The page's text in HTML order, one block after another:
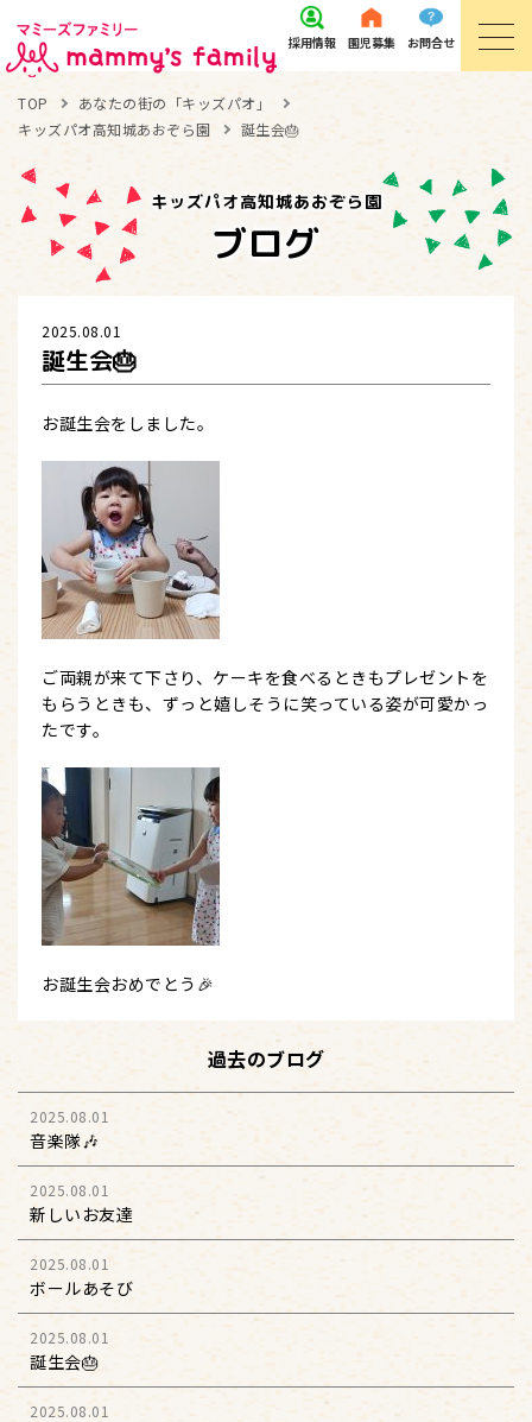
採用情報 園児募集 お問合せ
TOP
あなたの街の「キッズパオ」
キッズパオ高知城あおぞら園
誕生会🎂
キッズパオ高知城あおぞら園
ブログ
2025.08.01
誕生会🎂
お誕生会をしました。
ご両親が来て下さり、ケーキを食べるときもプレゼントを
もらうときも、ずっと嬉しそうに笑っている姿が可愛かっ
たです。
お誕生会おめでとう🎉
過去のブログ
2025.08.01
音楽隊🎶
2025.08.01
新しいお友達
2025.08.01
ボールあそび
2025.08.01
誕生会🎂
2025.08.01